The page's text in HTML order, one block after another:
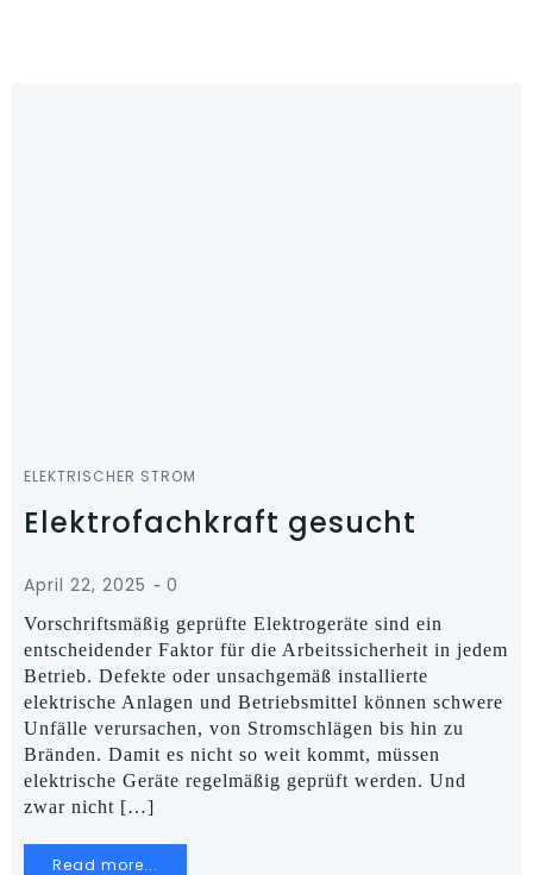
ELEKTRISCHER STROM
Elektrofachkraft gesucht
April 22, 2025 - 0
Vorschriftsmäßig geprüfte Elektrogeräte sind ein
entscheidender Faktor für die Arbeitssicherheit in jedem
Betrieb. Defekte oder unsachgemäß installierte
elektrische Anlagen und Betriebsmittel können schwere
Unfälle verursachen, von Stromschlägen bis hin zu
Bränden. Damit es nicht so weit kommt, müssen
elektrische Geräte regelmäßig geprüft werden. Und
zwar nicht […]
Read more...